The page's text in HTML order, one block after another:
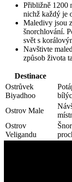
Přibližně ‍1200
nichž každý je
Maledivy jsou
šnorchlování.
svět ⁣s
Navštivte
způsob života
Destinace
Ostrůvek
Biyadhoo
Ostrov​ Male
Ostrov
Veligandu